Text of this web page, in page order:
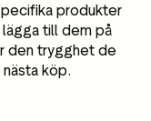
produkter
till dem på
den trygghet de
köp.